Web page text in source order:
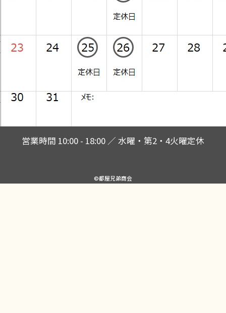
営業時間 10:00 - 18:00 ／ 水曜・第2・4火曜定休
©都屋兄弟商会